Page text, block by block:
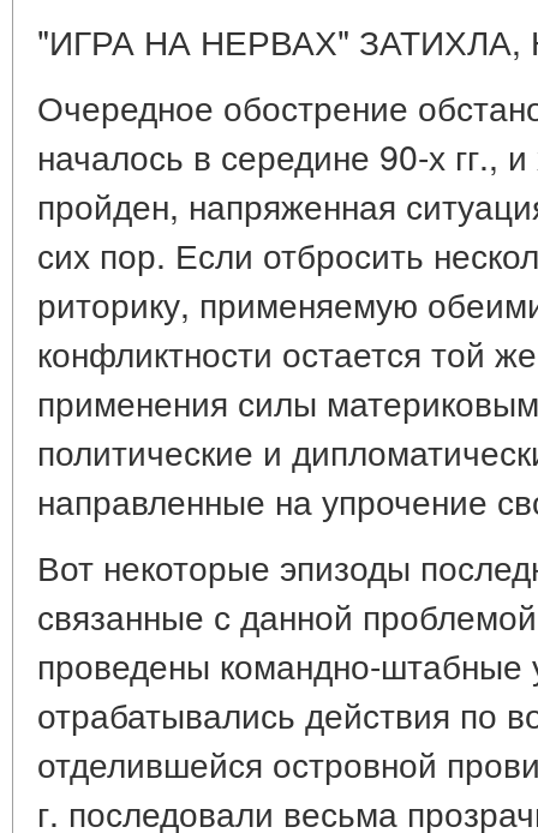
"ИГРА НА НЕРВАХ"
Очередное обострение
началось в середине 90-х гг.,
пройден, напряженная
сих пор. Если отбросить
риторику, применяемую
конфликтности остается той
применения силы
политические и
направленные на упрочение
Вот некоторые эпизоды
связанные с данной
проведены командно-штабные
отрабатывались действия по
отделившейся островной
г. последовали весьма